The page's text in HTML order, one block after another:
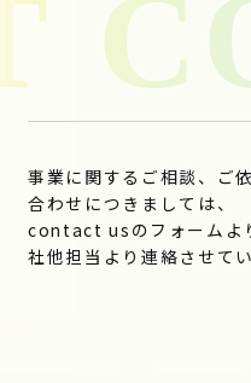
事業に関するご相談、ご
合わせにつきましては、
contact usのフォームよ
社他担当より連絡させて